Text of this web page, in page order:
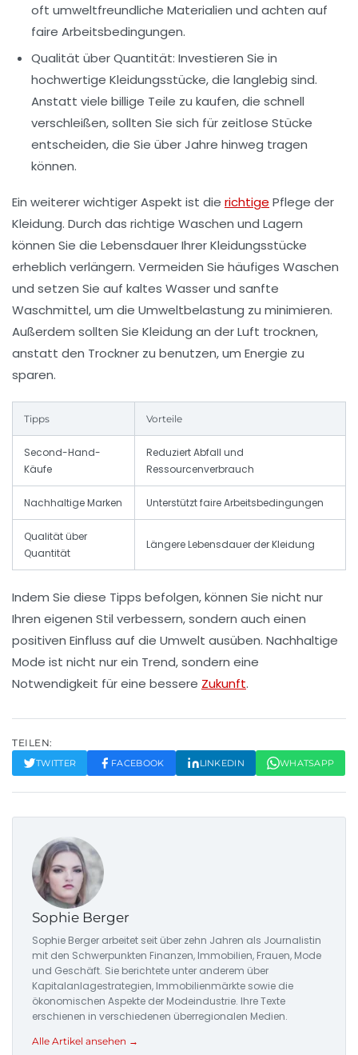
oft umweltfreundliche Materialien und achten auf
faire Arbeitsbedingungen.
Qualität über Quantität: Investieren Sie in
hochwertige Kleidungsstücke, die langlebig sind.
Anstatt viele billige Teile zu kaufen, die schnell
verschleißen, sollten Sie sich für zeitlose Stücke
entscheiden, die Sie über Jahre hinweg tragen
können.
Ein weiterer wichtiger Aspekt ist die richtige Pflege der
Kleidung. Durch das richtige Waschen und Lagern
können Sie die Lebensdauer Ihrer Kleidungsstücke
erheblich verlängern. Vermeiden Sie häufiges Waschen
und setzen Sie auf kaltes Wasser und sanfte
Waschmittel, um die Umweltbelastung zu minimieren.
Außerdem sollten Sie Kleidung an der Luft trocknen,
anstatt den Trockner zu benutzen, um Energie zu
sparen.
Tipps Vorteile
Second-Hand-
Käufe
Reduziert Abfall und
Ressourcenverbrauch
Nachhaltige Marken Unterstützt faire Arbeitsbedingungen
Qualität über
Quantität
Längere Lebensdauer der Kleidung
Indem Sie diese Tipps befolgen, können Sie nicht nur
Ihren eigenen Stil verbessern, sondern auch einen
positiven Einfluss auf die Umwelt ausüben. Nachhaltige
Mode ist nicht nur ein Trend, sondern eine
Notwendigkeit für eine bessere Zukunft.
TEILEN:
TWITTER FACEBOOK LINKEDIN WHATSAPP
Sophie Berger
Sophie Berger arbeitet seit über zehn Jahren als Journalistin
mit den Schwerpunkten Finanzen, Immobilien, Frauen, Mode
und Geschäft. Sie berichtete unter anderem über
Kapitalanlagestrategien, Immobilienmärkte sowie die
ökonomischen Aspekte der Modeindustrie. Ihre Texte
erschienen in verschiedenen überregionalen Medien.
Alle Artikel ansehen →